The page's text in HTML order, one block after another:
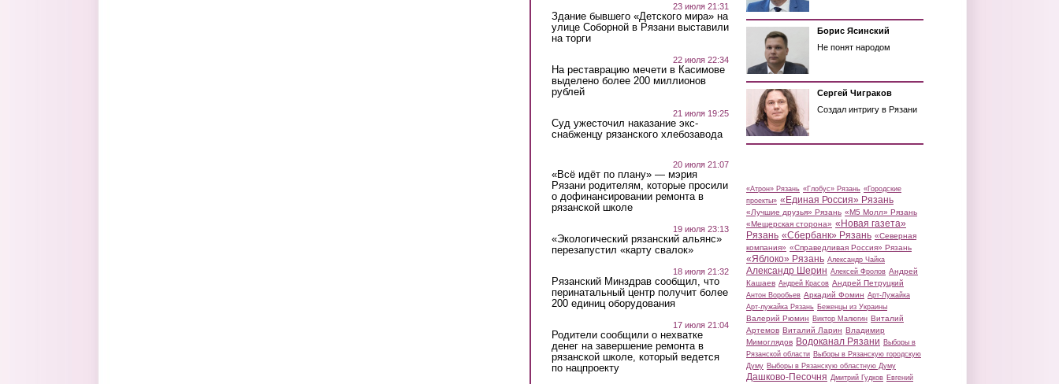
23 июля 21:31
Здание бывшего «Детского мира» на
улице Соборной в Рязани выставили
на торги
22 июля 22:34
На реставрацию мечети в Касимове
выделено более 200 миллионов
рублей
21 июля 19:25
Суд ужесточил наказание экс-
снабженцу рязанского хлебозавода
20 июля 21:07
«Всё идёт по плану» — мэрия
Рязани родителям, которые просили
о дофинансировании ремонта в
рязанской школе
19 июля 23:13
«Экологический рязанский альянс»
перезапустил «карту свалок»
18 июля 21:32
Рязанский Минздрав сообщил, что
перинатальный центр получит более
200 единиц оборудования
17 июля 21:04
Родители сообщили о нехватке
денег на завершение ремонта в
рязанской школе, который ведется
по нацпроекту
Борис Ясинский
Не понят народом
Сергей Чиграков
Создал интригу в Рязани
«Атрон» Рязань «Глобус» Рязань «Городские
проекты» «Единая Россия» Рязань
«Лучшие друзья» Рязань «М5 Молл» Рязань
«Мещерская сторона» «Новая газета»
Рязань «Сбербанк» Рязань «Северная
компания» «Справедливая Россия» Рязань
«Яблоко» Рязань Александр Чайка
Александр Шерин Алексей Фролов Андрей
Кашаев Андрей Красов Андрей Петруцкий
Антон Воробьев Аркадий Фомин Арт-Лужайка
Арт-лужайка Рязань Беженцы из Украины
Валерий Рюмин Виктор Малюгин Виталий
Артемов Виталий Ларин Владимир
Мимоглядов Водоканал Рязани Выборы в
Рязанской области Выборы в Рязанскую городскую
Думу Выборы в Рязанскую областную Думу
Дашково-Песочня Дмитрий Гудков Евгений